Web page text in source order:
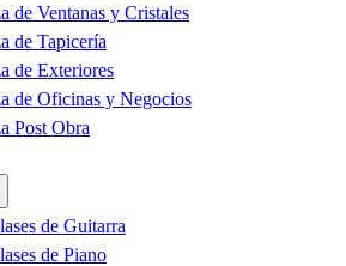
de Ventanas y Cristales
de Tapicería
de Exteriores
de Oficinas y Negocios
Post Obra
de Guitarra
de Piano